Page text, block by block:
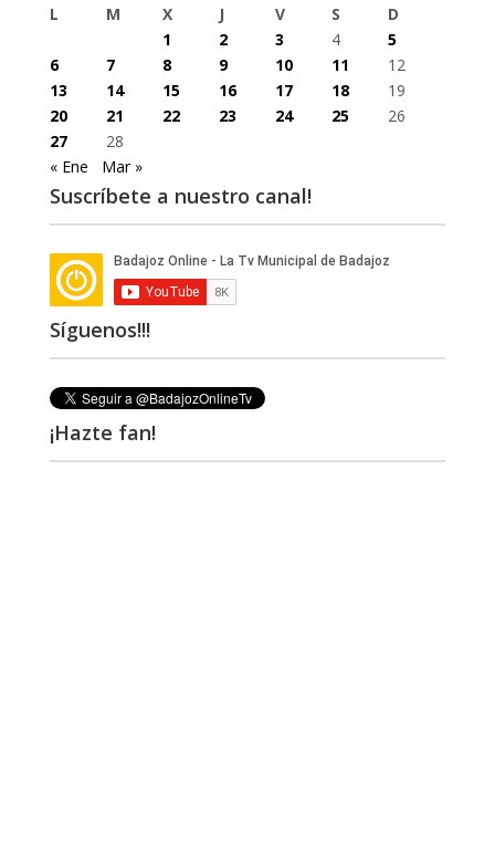
L
M X J V S
D
1
2 3 4
5
6
7 8 9 10 11
12
13
14 15 16 17 18
19
20
21 22 23 24 25
26
27
28
« Ene
Mar »
Suscríbete a nuestro canal!
Síguenos!!!
¡Hazte fan!